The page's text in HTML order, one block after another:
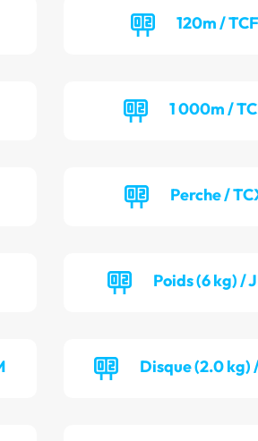
120m / TCF
1 000m /
Perche /
Poids (6 kg) /
Disque (2.0 kg)